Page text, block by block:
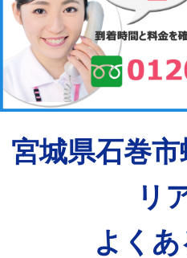
宮城県石巻
リ
よく